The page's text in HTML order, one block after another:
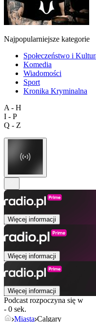
Najpopularniejsze kategorie
Społeczeństwo i
Komedia
Wiadomości
Sport
Kronika Kryminalna
A - H
I - P
Q - Z
Więcej informacji
Więcej informacji
Więcej informacji
Podcast rozpoczyna się w
- 0 sek.
Miasta Calgary